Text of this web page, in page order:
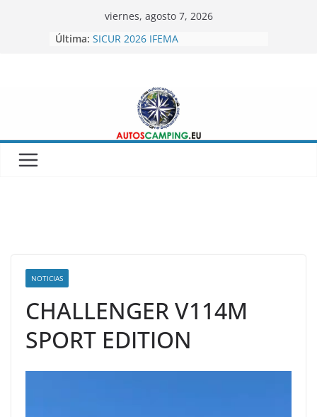
viernes, agosto 7, 2026
Última: SICUR 2026 IFEMA
MINICARAVANAS CARPENTO 360
Feria del Caravaning Xanadu 2026
NOTICIAS
CHALLENGER V114M
SPORT EDITION